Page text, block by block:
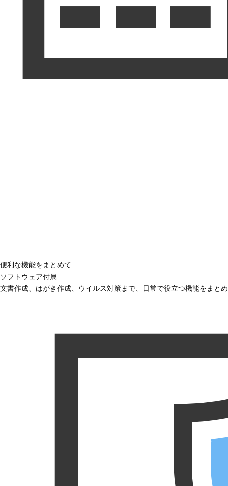
便利な機能をまとめて
ソフトウェア付属
文書作成、はがき作成、ウイルス対策まで、日常で役立つ機能をまと